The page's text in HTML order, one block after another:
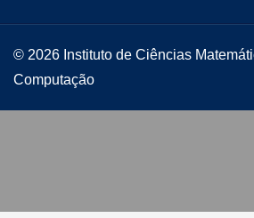
© 2026 Instituto de Ciências
Computação